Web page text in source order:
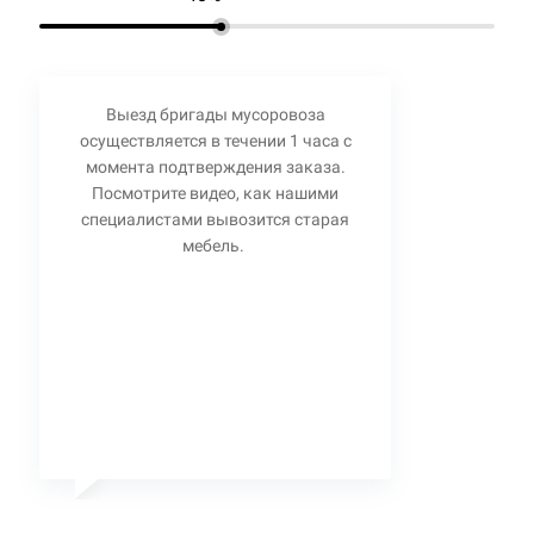
Выезд бригады мусоровоза
осуществляется в течении 1 часа с
момента подтверждения заказа.
Посмотрите видео, как нашими
специалистами вывозится старая
мебель.